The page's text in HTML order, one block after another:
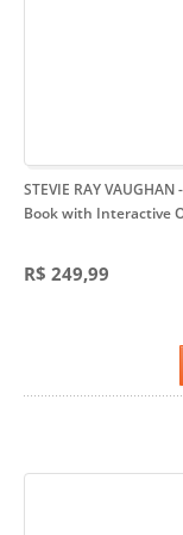
STEVIE RAY
Book with Interactive
R$ 249,99